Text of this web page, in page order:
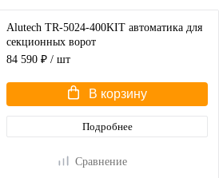
Alutech TR-5024-400KIT автоматика для
секционных ворот
84 590 ₽ / шт
В корзину
Подробнее
Сравнение